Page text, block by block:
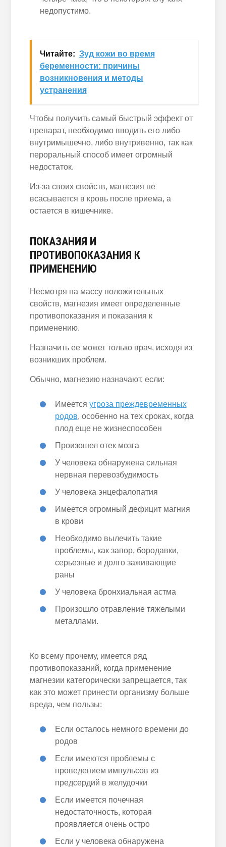
недопустимо.
Читайте: Зуд кожи во время
беременности: причины
возникновения и методы
устранения
Чтобы получить самый быстрый эффект от
препарат, необходимо вводить его либо
внутримышечно, либо внутривенно, так как
пероральный способ имеет огромный
недостаток.
Из-за своих свойств, магнезия не
всасывается в кровь после приема, а
остается в кишечнике.
ПОКАЗАНИЯ И
ПРОТИВОПОКАЗАНИЯ К
ПРИМЕНЕНИЮ
Несмотря на массу положительных
свойств, магнезия имеет определенные
противопоказания и показания к
применению.
Назначить ее может только врач, исходя из
возникших проблем.
Обычно, магнезию назначают, если:
Имеется угроза преждевременных
родов, особенно на тех сроках, когда
плод еще не жизнеспособен
Произошел отек мозга
У человека обнаружена сильная
нервная перевозбудимость
У человека энцефалопатия
Имеется огромный дефицит магния
в крови
Необходимо вылечить такие
проблемы, как запор, бородавки,
серьезные и долго заживающие
раны
У человека бронхиальная астма
Произошло отравление тяжелыми
металлами.
Ко всему прочему, имеется ряд
противопоказаний, когда применение
магнезии категорически запрещается, так
как это может принести организму больше
вреда, чем пользы:
Если осталось немного времени до
родов
Если имеются проблемы с
проведением импульсов из
предсердий в желудочки
Если имеется почечная
недостаточность, которая
проявляется очень остро
Если у человека обнаружена